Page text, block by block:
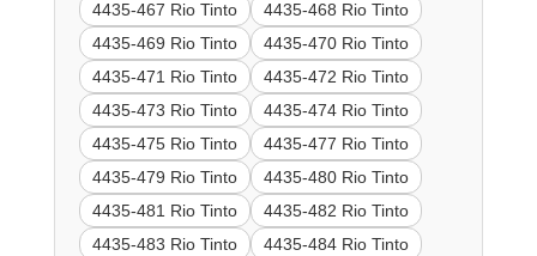
4435-467 Rio Tinto
4435-468 Rio Tinto
4435-469 Rio Tinto
4435-470 Rio Tinto
4435-471 Rio Tinto
4435-472 Rio Tinto
4435-473 Rio Tinto
4435-474 Rio Tinto
4435-475 Rio Tinto
4435-477 Rio Tinto
4435-479 Rio Tinto
4435-480 Rio Tinto
4435-481 Rio Tinto
4435-482 Rio Tinto
4435-483 Rio Tinto
4435-484 Rio Tinto